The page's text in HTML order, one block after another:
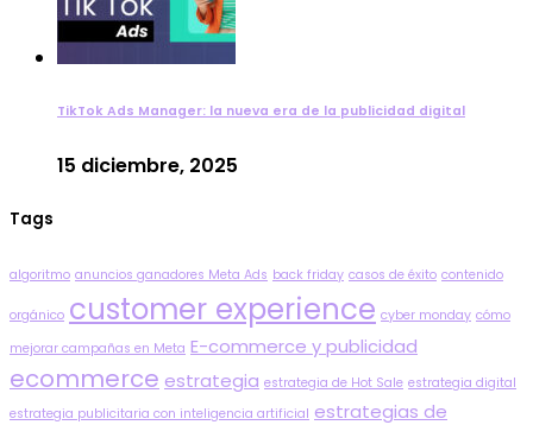
TikTok Ads Manager: la nueva era de la publicidad digital
15 diciembre, 2025
Tags
algoritmo anuncios ganadores Meta Ads back friday casos de éxito contenido
orgánico customer experience cyber monday cómo
mejorar campañas en Meta E-commerce y publicidad
ecommerce estrategia estrategia de Hot Sale estrategia digital
estrategia publicitaria con inteligencia artificial estrategias de